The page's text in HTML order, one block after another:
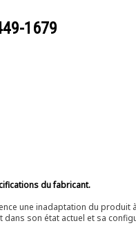
1679
du fabricant.
une inadaptation du produit
son état actuel et sa